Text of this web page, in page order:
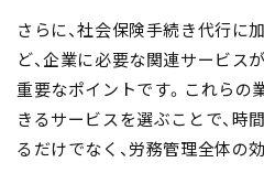
さらに、社会保険手続き代行に
ど、企業に必要な関連サービス
重要なポイントです。これらの
きるサービスを選ぶことで、時
るだけでなく、労務管理全体の